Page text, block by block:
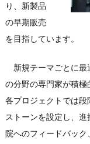
り、新製品
の早期販売
を目指しています。
新規テーマごとに
の分野の専門家が積極
各プロジェクトでは
ストーンを設定し、
院へのフィードバッ